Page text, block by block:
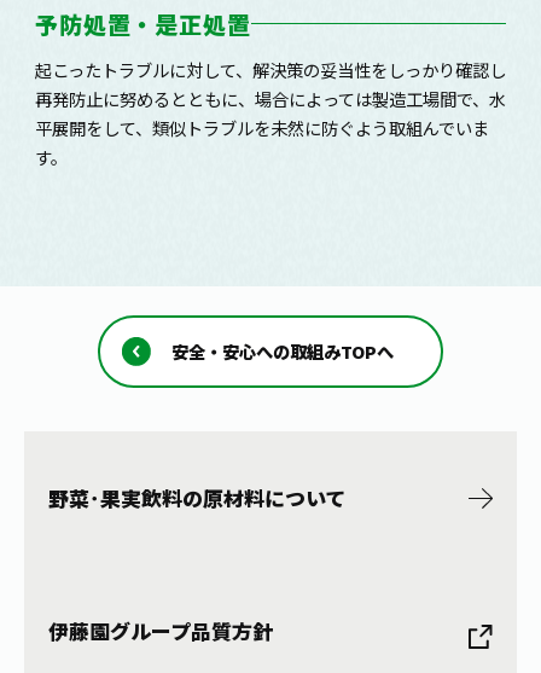
予防処置・是正処置
起こったトラブルに対して、解決策の妥当性をしっかり確認し
再発防止に努めるとともに、場合によっては製造工場間で、水
平展開をして、類似トラブルを未然に防ぐよう取組んでいま
す。
安全・安心への取組みTOPへ
野菜･果実飲料の原材料について
伊藤園グループ品質方針